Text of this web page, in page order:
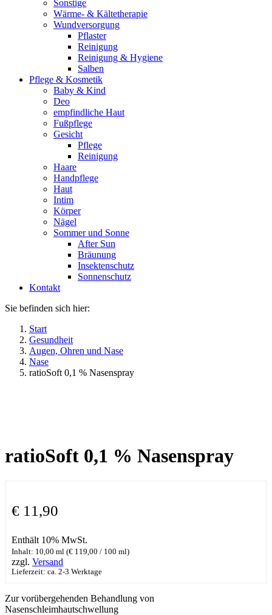
Sonstige
Wärme- & Kältetherapie
Wundversorgung
Pflaster
Reinigung
Reinigung & Hygiene
Salben
Pflege & Kosmetik
Baby & Kind
Deo
empfindliche Haut
Fußpflege
Gesicht
Pflege
Reinigung
Haare
Handpflege
Haut
Intim
Körper
Nägel
Sommer und Sonne
After Sun
Bräunung
Insektenschutz
Sonnenschutz
Kontakt
Sie befinden sich hier:
Start
Gesundheit
Augen, Ohren und Nase
Nase
ratioSoft 0,1 % Nasenspray
ratioSoft 0,1 % Nasenspray
€ 11,90
Enthält 10% MwSt.
Inhalt: 10,00 ml (€ 119,00 / 100 ml)
zzgl. Versand
Lieferzeit: ca. 2-3 Werktage
Zur vorübergehenden Behandlung von
Nasenschleimhautschwellung